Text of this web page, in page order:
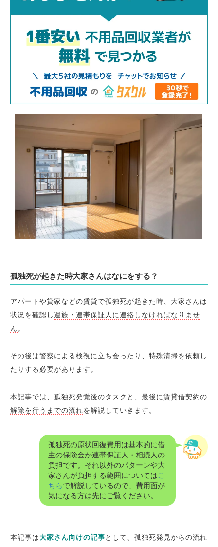
孤独死が起きた時大家さんはなにをする？
アパートや貸家などの賃貸で孤独死が起きた時、大家さんは
状況を確認し遺族・連帯保証人に連絡しなければなりませ
ん 。
その後は警察による検視に立ち会ったり、特殊清掃を依頼し
たりする必要があります。
本記事では、孤独死発覚後のタスクと、最後に賃貸借契約の
解除を行うまでの流れを解説していきます。
孤独死の原状回復費用は基本的に借
主の保険金か連帯保証人・相続人の
負担です。それ以外のパターンや大
家さんが負担する範囲についてはこ
ちらで解説しているので、費用面が
気になる方は先にご覧ください。
本記事は大家さん向けの記事として、孤独死発見からの流れ